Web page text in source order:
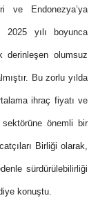
ve Endonezya’ya
2025 yılı boyunca
derinleşen olumsuz
Bu zorlu yılda
ihraç fiyatı ve
önemli bir
Birliği olarak,
sürdürülebilirliği
konuştu.